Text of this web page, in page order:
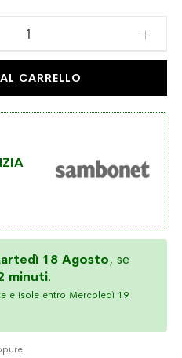
CARRELLO
18 Agosto, se
minuti.
e isole entro Mercoledì 19